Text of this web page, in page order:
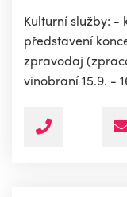
Kulturní služby: -
představení
zpravodaj
vinobraní 15.9. -